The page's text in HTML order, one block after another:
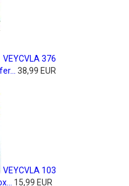
VEYCVLA 376
38,99 EUR
VEYCVLA 103
15,99 EUR